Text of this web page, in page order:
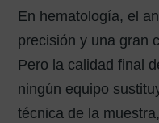
En hematología, el
precisión y una gran
Pero la calidad final
ningún equipo
técnica de la